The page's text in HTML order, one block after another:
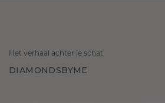
Het verhaal achter je schat
DIAMONDSBYME